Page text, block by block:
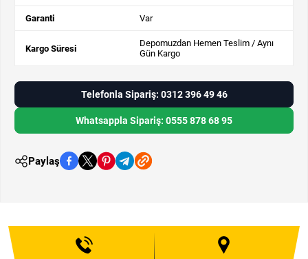
Garanti Var
Kargo Süresi
Depomuzdan Hemen Teslim / Aynı
Gün Kargo
Telefonla Sipariş: 0312 396 49 46
Whatsappla Sipariş: 0555 878 68 95
Paylaş